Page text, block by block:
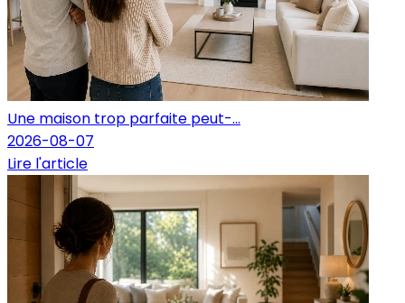
Une maison trop parfaite peut-...
2026-08-07
Lire l'article